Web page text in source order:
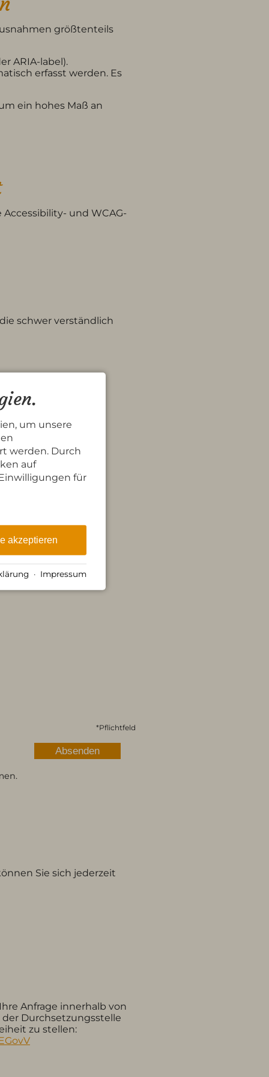
größtenteils
ARIA-label).
erfasst werden. Es
ein hohes Maß an
und WCAG-
schwer verständlich
*Pflichtfeld
Sie sich jederzeit
Anfrage innerhalb von
Durchsetzungsstelle
zu stellen:
um unsere
werden. Durch
auf
für
akzeptieren
· Impressum